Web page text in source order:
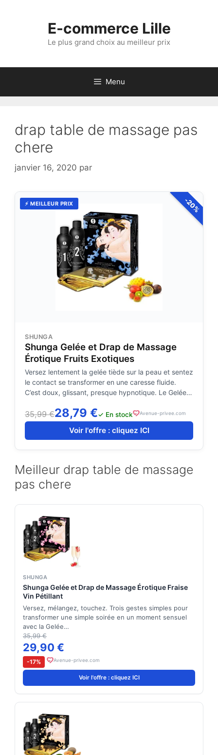
E-commerce Lille
Le plus grand choix au meilleur prix
Menu
drap table de massage pas
chere
janvier 16, 2020 par
-20%
⚡ MEILLEUR PRIX
SHUNGA
Shunga Gelée et Drap de Massage
Érotique Fruits Exotiques
Versez lentement la gelée tiède sur la peau et sentez
le contact se transformer en une caresse fluide.
C’est doux, glissant, presque hypnotique. Le Gelée
Shunga invite à un jeu sensuel à deux, où chaque
mouvement devient une découverte. Une
35,99 €28,79 €✓ En stock Avenue-privee.com
Voir l'offre : cliquez ICI
Meilleur drap table de massage
pas chere
SHUNGA
Shunga Gelée et Drap de Massage Érotique Fraise
Vin Pétillant
Versez, mélangez, touchez. Trois gestes simples pour
transformer une simple soirée en un moment sensuel
avec la Gelée…
35,99 €
29,90 €
-17% Avenue-privee.com
Voir l'offre : cliquez ICI